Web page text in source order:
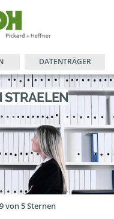
DATENTRÄGER
von 5 Sternen